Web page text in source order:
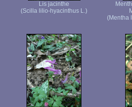
Lis jacinthe
(Scilla lilio-hyacinthus L.)
(Mentha